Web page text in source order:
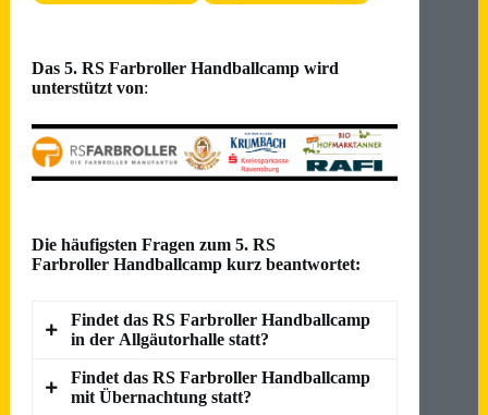
Das 5. RS Farbroller Handballcamp wird
unterstützt von:
Die häufigsten Fragen zum 5. RS
Farbroller Handballcamp kurz beantwortet:
Findet das RS Farbroller Handballcamp
in der Allgäutorhalle statt?
Ja, fast alle Trainingseinheiten finden in
Findet das RS Farbroller Handballcamp
mit Übernachtung statt?